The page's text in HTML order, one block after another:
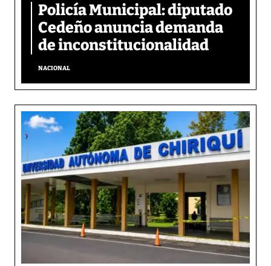
Policía Municipal: diputado
Cedeño anuncia demanda
de inconstitucionalidad
NACIONAL